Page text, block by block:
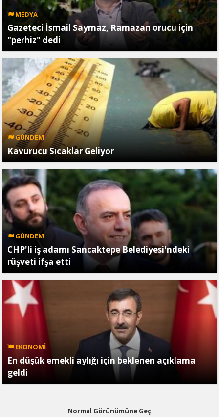
MEDYA
Gazeteci İsmail Saymaz, Ramazan orucu için
"perhiz" dedi
GÜNDEM
Kavurucu Sıcaklar Geliyor
GÜNDEM
CHP'li iş adamı Sancaktepe Belediyesi'ndeki
rüşveti ifşa etti
EKONOMİ
En düşük emekli aylığı için beklenen açıklama
geldi
Normal Görünümüne Geç